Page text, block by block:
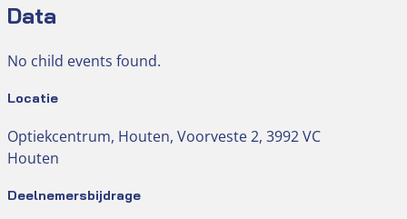
Data
No child events found.
Locatie
Optiekcentrum, Houten, Voorveste 2, 3992 VC
Houten
Deelnemersbijdrage